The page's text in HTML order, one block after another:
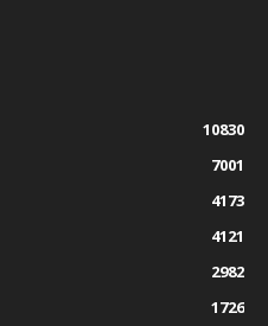
10830
7001
4173
4121
2982
1726